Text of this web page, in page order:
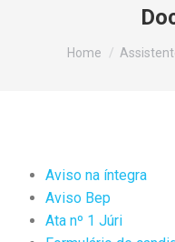
You are here:
Home
Aviso na íntegra
Aviso Bep
Ata nº 1 Júri